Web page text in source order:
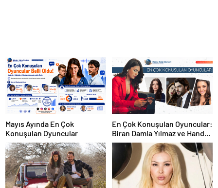
Mayıs Ayında En Çok
Konuşulan Oyuncular
En Çok Konuşulan Oyuncular:
Biran Damla Yılmaz ve Hande
Erçel